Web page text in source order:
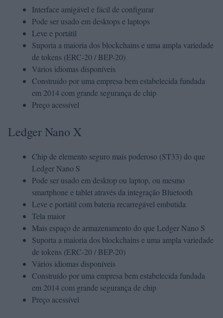
Interface amigável e fácil de configurar
Pode ser usado em desktops e laptops
Leve e portátil
Suporta a maioria dos blockchains e uma ampla variedade
de tokens (ERC-20 / BEP-20)
Vários idiomas disponíveis
Construído por uma empresa bem estabelecida fundada
em 2014 com grande segurança de chip
Preço acessível
Ledger Nano X
Chip de elemento seguro mais poderoso (ST33) do que
Ledger Nano S
Pode ser usado em desktop ou laptop, ou mesmo
smartphone e tablet através da integração Bluetooth
Leve e portátil com bateria recarregável embutida
Tela maior
Mais espaço de armazenamento do que Ledger Nano S
Suporta a maioria dos blockchains e uma ampla variedade
de tokens (ERC-20 / BEP-20)
Vários idiomas disponíveis
Construído por uma empresa bem estabelecida fundada
em 2014 com grande segurança de chip
Preço acessível